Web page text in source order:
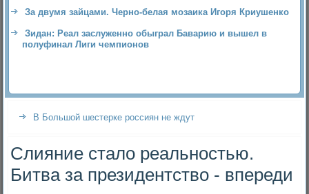
За двумя зайцами. Черно-белая мозаика Игоря Криушенко
Зидан: Реал заслуженно обыграл Баварию и вышел в
полуфинал Лиги чемпионов
В Большой шестерке россиян не ждут
Слияние стало реальностью.
Битва за президентство - впереди